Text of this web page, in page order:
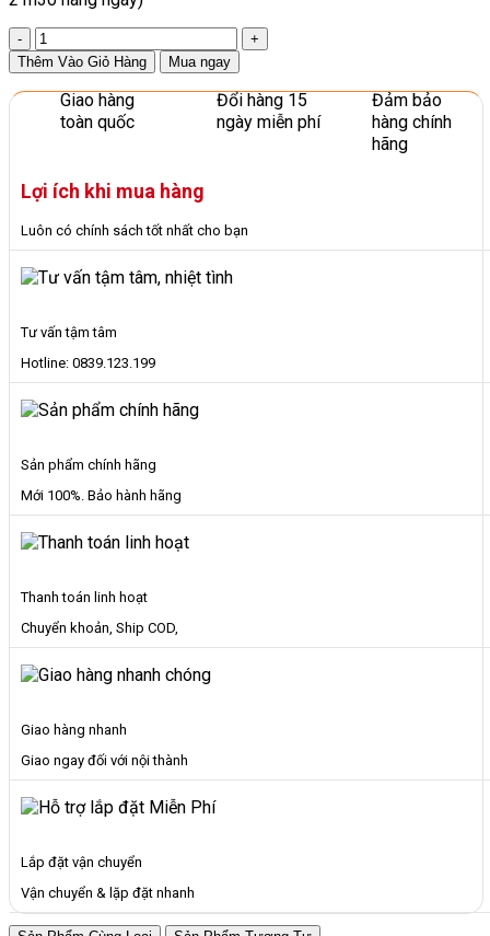
Bộ
Tạ
Tay
Cho
Non
Hàng
Nhập
Khẩu
số
lượng
Thêm Vào Giỏ Hàng Mua ngay
Giao hàng
toàn quốc
Đổi hàng 15
ngày miễn phí
Đảm bảo
hàng chính
hãng
Lợi ích khi mua hàng
Luôn có chính sách tốt nhất cho bạn
Tư vấn tậm tâm
Hotline: 0839.123.199
Sản phẩm chính hãng
Mới 100%. Bảo hành hãng
Thanh toán linh hoạt
Chuyển khoản, Ship COD,
Giao hàng nhanh
Giao ngay đối với nội thành
Lắp đặt vận chuyển
Vận chuyển & lặp đặt nhanh